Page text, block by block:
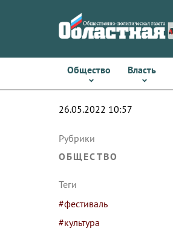
Общество Власть
26.05.2022 10:57
Рубрики
ОБЩЕСТВО
Теги
#фестиваль
#культура